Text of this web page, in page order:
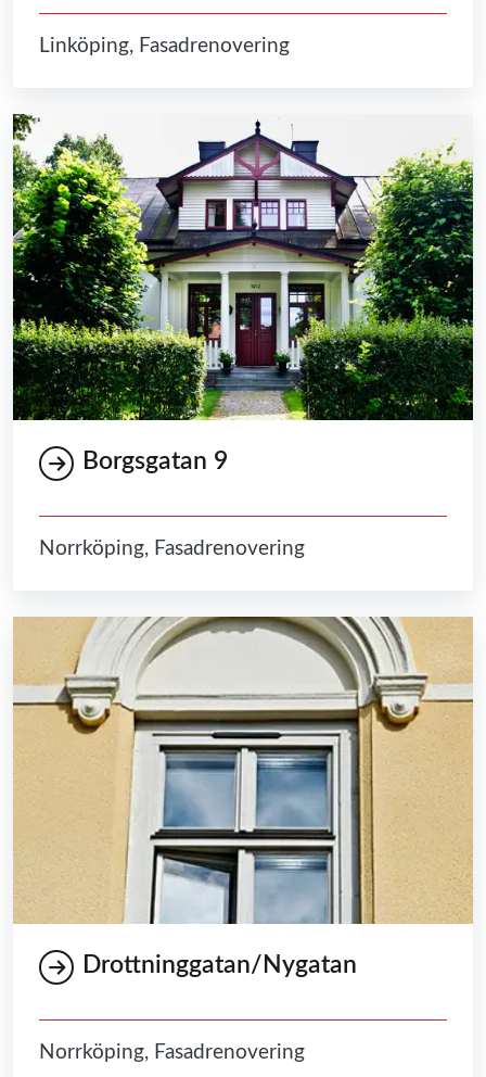
Linköping, Fasadrenovering
Borgsgatan 9
Norrköping, Fasadrenovering
Drottninggatan/Nygatan
Norrköping, Fasadrenovering